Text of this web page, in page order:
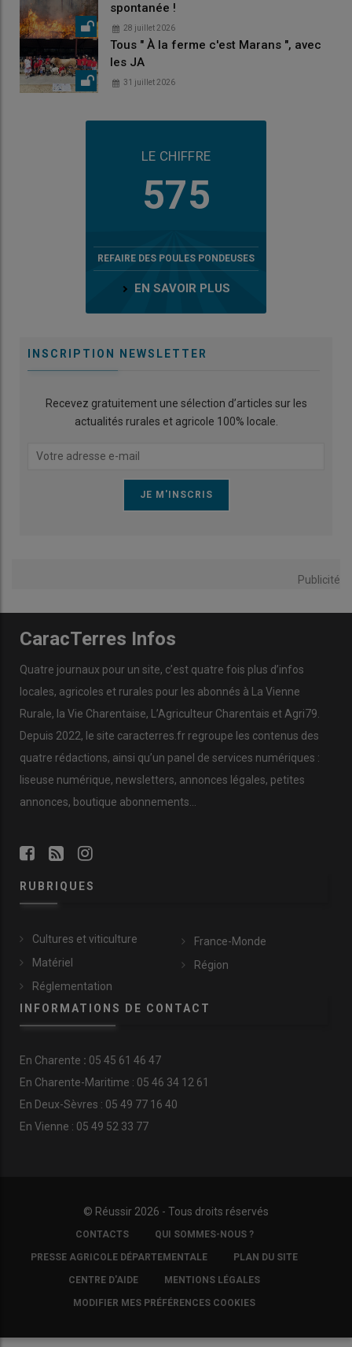
spontanée !
28 juillet 2026
Tous " À la ferme c'est Marans ", avec
les JA
31 juillet 2026
LE CHIFFRE
575
REFAIRE DES POULES PONDEUSES
EN SAVOIR PLUS
INSCRIPTION NEWSLETTER
Recevez gratuitement une sélection d’articles sur les
actualités rurales et agricole 100% locale.
Publicité
CaracTerres Infos
Quatre journaux pour un site, c’est quatre fois plus d’infos
locales, agricoles et rurales pour les abonnés à La Vienne
Rurale, la Vie Charentaise, L’Agriculteur Charentais et Agri79.
Depuis 2022, le site caracterres.fr regroupe les contenus des
quatre rédactions, ainsi qu’un panel de services numériques :
liseuse numérique, newsletters, annonces légales, petites
annonces, boutique abonnements…
RUBRIQUES
Cultures et viticulture
Matériel
Réglementation
France-Monde
Région
INFORMATIONS DE CONTACT
En Charente : 05 45 61 46 47
En Charente-Maritime : 05 46 34 12 61
En Deux-Sèvres : 05 49 77 16 40
En Vienne : 05 49 52 33 77
© Réussir 2026 - Tous droits réservés
COPYRIGHTCONTACTS QUI SOMMES-NOUS ?
PRESSE AGRICOLE DÉPARTEMENTALE PLAN DU SITE
CENTRE D'AIDE MENTIONS LÉGALES
MODIFIER MES PRÉFÉRENCES COOKIES